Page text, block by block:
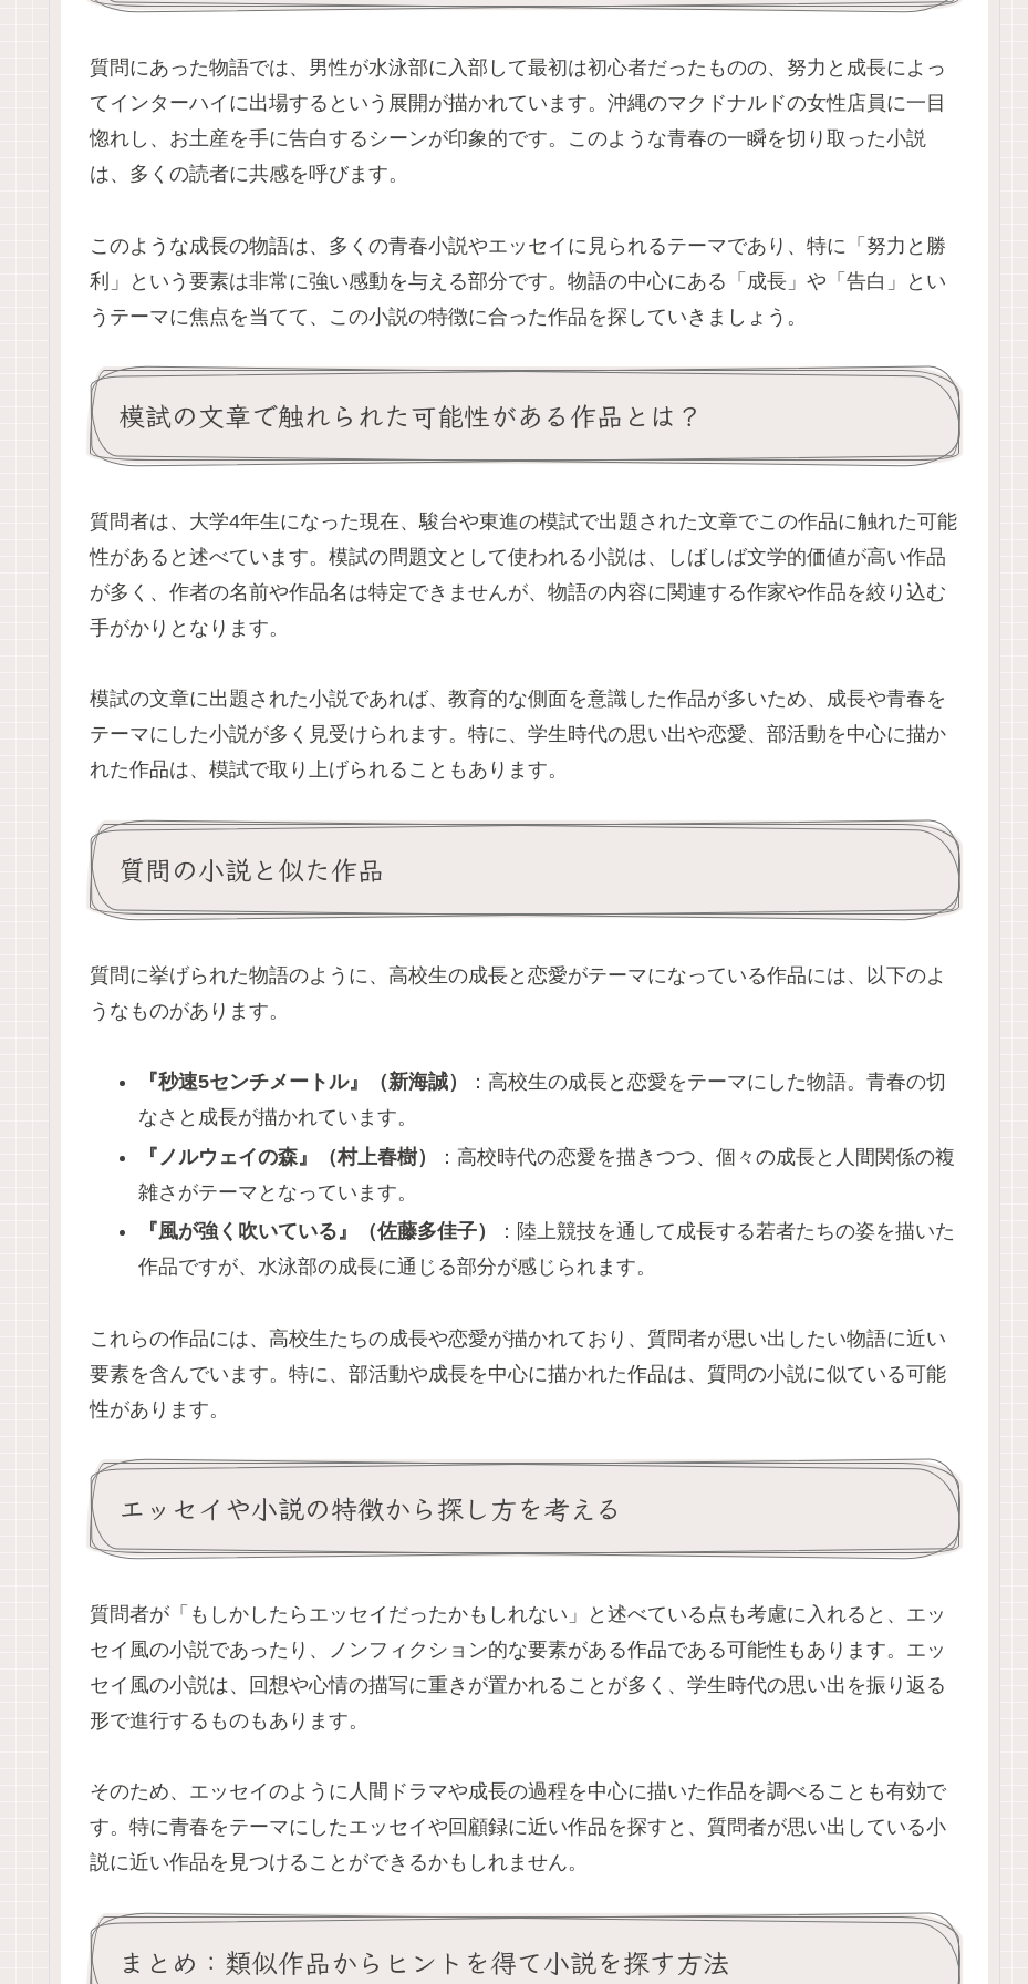
質問にあった物語では、男性が水泳部に入部して最初は初心者だったものの、努力と成長によっ
てインターハイに出場するという展開が描かれています。沖縄のマクドナルドの女性店員に一目
惚れし、お土産を手に告白するシーンが印象的です。このような青春の一瞬を切り取った小説
は、多くの読者に共感を呼びます。
このような成長の物語は、多くの青春小説やエッセイに見られるテーマであり、特に「努力と勝
利」という要素は非常に強い感動を与える部分です。物語の中心にある「成長」や「告白」とい
うテーマに焦点を当てて、この小説の特徴に合った作品を探していきましょう。
模試の文章で触れられた可能性がある作品とは？
質問者は、大学4年生になった現在、駿台や東進の模試で出題された文章でこの作品に触れた可能
性があると述べています。模試の問題文として使われる小説は、しばしば文学的価値が高い作品
が多く、作者の名前や作品名は特定できませんが、物語の内容に関連する作家や作品を絞り込む
手がかりとなります。
模試の文章に出題された小説であれば、教育的な側面を意識した作品が多いため、成長や青春を
テーマにした小説が多く見受けられます。特に、学生時代の思い出や恋愛、部活動を中心に描か
れた作品は、模試で取り上げられることもあります。
質問の小説と似た作品
質問に挙げられた物語のように、高校生の成長と恋愛がテーマになっている作品には、以下のよ
うなものがあります。
『秒速5センチメートル』（新海誠）
：高校生の成長と恋愛をテーマにした物語。青春の切
なさと成長が描かれています。
『ノルウェイの森』（村上春樹）
：高校時代の恋愛を描きつつ、個々の成長と人間関係の複
雑さがテーマとなっています。
『風が強く吹いている』（佐藤多佳子）
：陸上競技を通して成長する若者たちの姿を描いた
作品ですが、水泳部の成長に通じる部分が感じられます。
これらの作品には、高校生たちの成長や恋愛が描かれており、質問者が思い出したい物語に近い
要素を含んでいます。特に、部活動や成長を中心に描かれた作品は、質問の小説に似ている可能
性があります。
エッセイや小説の特徴から探し方を考える
質問者が「もしかしたらエッセイだったかもしれない」と述べている点も考慮に入れると、エッ
セイ風の小説であったり、ノンフィクション的な要素がある作品である可能性もあります。エッ
セイ風の小説は、回想や心情の描写に重きが置かれることが多く、学生時代の思い出を振り返る
形で進行するものもあります。
そのため、エッセイのように人間ドラマや成長の過程を中心に描いた作品を調べることも有効で
す。特に青春をテーマにしたエッセイや回顧録に近い作品を探すと、質問者が思い出している小
説に近い作品を見つけることができるかもしれません。
まとめ：類似作品からヒントを得て小説を探す方法